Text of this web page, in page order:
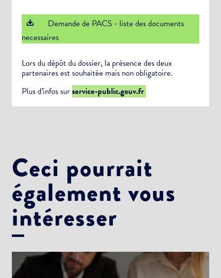
Demande de PACS - liste des documents
necessaires
Lors du dépôt du dossier, la présence des deux
partenaires est souhaitée mais non obligatoire.
Plus d’infos surservice-public.gouv.fr
Ceci pourrait
également vous
intéresser